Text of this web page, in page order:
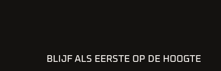
BLIJF ALS EERSTE OP DE HOOGTE